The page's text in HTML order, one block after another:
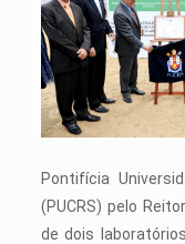
Pontifícia
(PUCRS) pelo
de dois